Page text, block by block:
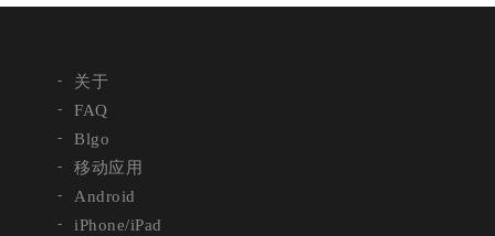
关于
FAQ
Blgo
移动应用
Android
iPhone/iPad